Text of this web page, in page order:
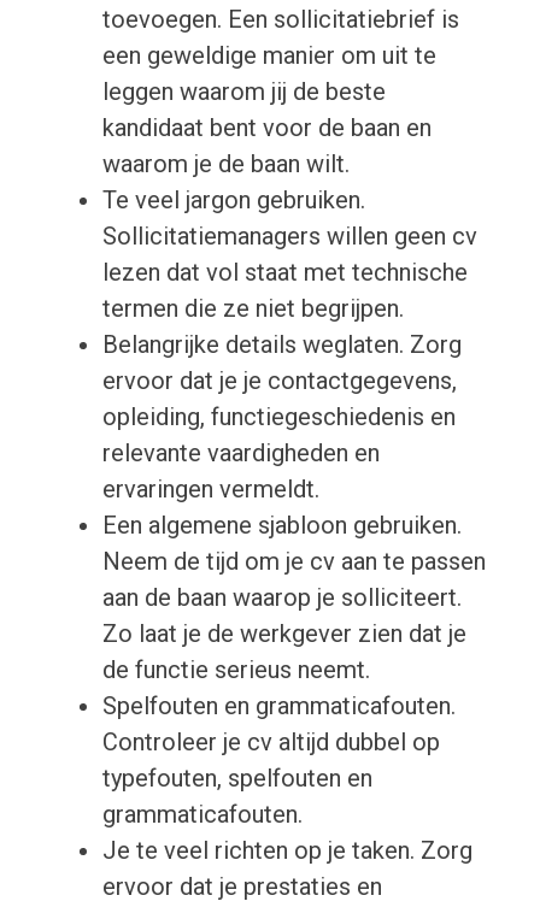
toevoegen. Een sollicitatiebrief is
een geweldige manier om uit te
leggen waarom jij de beste
kandidaat bent voor de baan en
waarom je de baan wilt.
Te veel jargon gebruiken.
Sollicitatiemanagers willen geen cv
lezen dat vol staat met technische
termen die ze niet begrijpen.
Belangrijke details weglaten. Zorg
ervoor dat je je contactgegevens,
opleiding, functiegeschiedenis en
relevante vaardigheden en
ervaringen vermeldt.
Een algemene sjabloon gebruiken.
Neem de tijd om je cv aan te passen
aan de baan waarop je solliciteert.
Zo laat je de werkgever zien dat je
de functie serieus neemt.
Spelfouten en grammaticafouten.
Controleer je cv altijd dubbel op
typefouten, spelfouten en
grammaticafouten.
Je te veel richten op je taken. Zorg
ervoor dat je prestaties en